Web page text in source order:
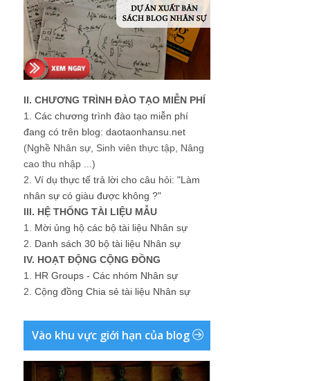
II. CHƯƠNG TRÌNH ĐÀO TẠO MIỄN PHÍ
1. Các chương trình đào tạo miễn phí
đang có trên blog: daotaonhansu.net
(Nghề Nhân sự, Sinh viên thực tập, Nâng
cao thu nhập ...)
2. Ví dụ thực tế trả lời cho câu hỏi: "Làm
nhân sự có giàu được không ?"
III. HỆ THỐNG TÀI LIỆU MẪU
1. Mời ủng hộ các bộ tài liệu Nhân sự
2. Danh sách 30 bộ tài liệu Nhân sự
IV. HOẠT ĐỘNG CỘNG ĐỒNG
1. HR Groups - Các nhóm Nhân sự
2. Cộng đồng Chia sẻ tài liệu Nhân sự
Vào khu vực giới hạn của blog